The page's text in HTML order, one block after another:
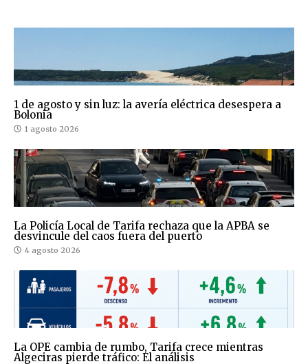
1 de agosto y sin luz: la avería eléctrica desespera a
Bolonia
1 agosto 2026
La Policía Local de Tarifa rechaza que la APBA se
desvincule del caos fuera del puerto
4 agosto 2026
La OPE cambia de rumbo, Tarifa crece mientras
Algeciras pierde tráfico: El análisis